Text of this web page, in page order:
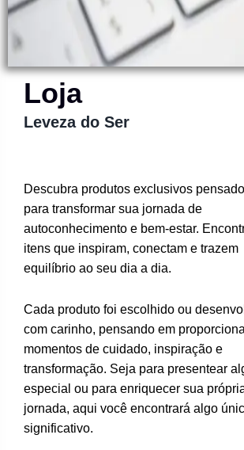
Loja
Leveza do Ser
Descubra produtos exclusivos
para transformar sua jornada de
autoconhecimento e bem-estar.
itens que inspiram, conectam e trazem
equilíbrio ao seu dia a dia.
Cada produto foi escolhido ou
com carinho, pensando em
momentos de cuidado, inspiração e
transformação. Seja para presentear
especial ou para enriquecer sua
jornada, aqui você encontrará algo
significativo.